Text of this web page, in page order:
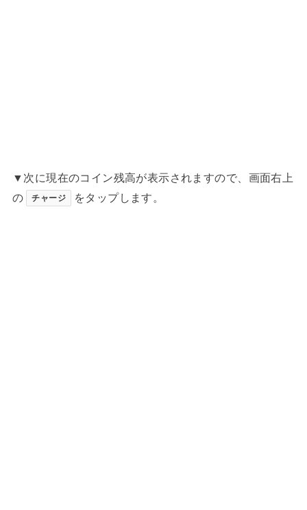
▼次に現在のコイン残高が表示されますので、画面右上
の
チャージ をタップします。